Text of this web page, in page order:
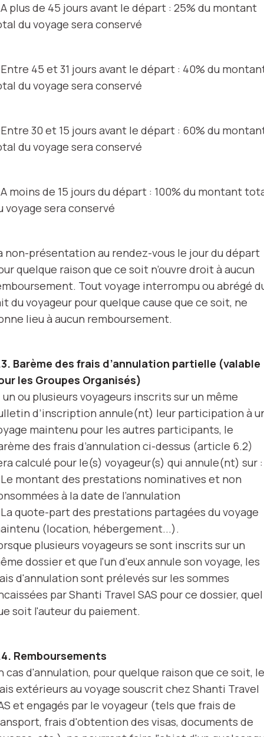
plus de 45 jours avant le départ : 25% du montant
du voyage sera conservé
45 et 31 jours avant le départ : 40% du
du voyage sera conservé
30 et 15 jours avant le départ : 60% du
du voyage sera conservé
moins de 15 jours du départ : 100% du montant
voyage sera conservé
non-présentation au rendez-vous le jour du départ
quelque raison que ce soit n’ouvre droit à aucun
Tout voyage interrompu ou abrégé
du voyageur pour quelque cause que ce soit, ne
lieu à aucun remboursement.
Barème des frais d’annulation partielle (valable
les Groupes Organisés)
un ou plusieurs voyageurs inscrits sur un même
d’inscription annule(nt) leur participation à
maintenu pour les autres participants, le
des frais d’annulation ci-dessus (article 6.2)
calculé pour le(s) voyageur(s) qui annule(nt) sur :
montant des prestations nominatives et non
à la date de l’annulation
quote-part des prestations partagées du voyage
(location, hébergement...).
plusieurs voyageurs se sont inscrits sur un
dossier et que l'un d'eux annule son voyage, les
d'annulation sont prélevés sur les sommes
par Shanti Travel SAS pour ce dossier, quel
soit l'auteur du paiement.
Remboursements
cas d'annulation, pour quelque raison que ce soit,
extérieurs au voyage souscrit chez Shanti Travel
et engagés par le voyageur (tels que frais de
frais d'obtention des visas, documents de